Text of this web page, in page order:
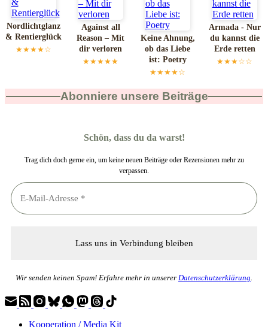
Nordlichtglanz
& Rentierglück
★★★★☆
Against all
Reason – Mit
dir verloren
★★★★★
Keine Ahnung,
ob das Liebe
ist: Poetry
★★★★☆
Armada - Nur
du kannst die
Erde retten
★★★☆☆
Abonniere unsere Beiträge
Schön, dass du da warst!
Trag dich doch gerne ein, um keine neuen Beiträge oder Rezensionen mehr zu
verpassen.
Wir senden keinen Spam! Erfahre mehr in unserer Datenschutzerklärung.
Kooperation / Media Kit